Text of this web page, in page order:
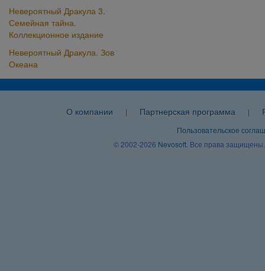
Невероятный Дракула 3.
Семейная тайна.
Коллекционное издание
Невероятный Дракула. Зов
Океана
О компании | Партнерская программа |
Пользовательское
© 2002-2026 Nevosoft . Все права защищены